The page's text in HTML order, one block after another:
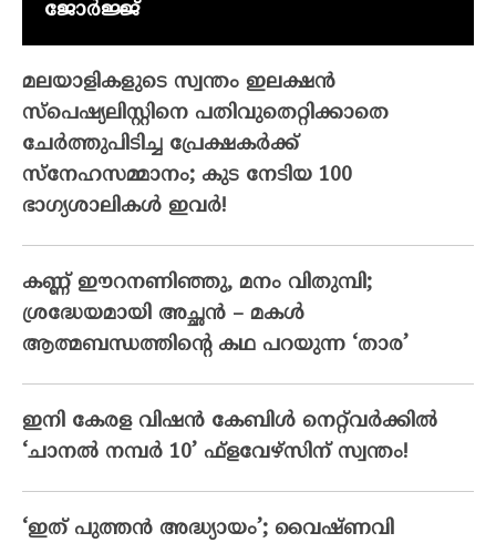
ജോർജ്ജ്
മലയാളികളുടെ സ്വന്തം ഇലക്ഷന്‍
സ്‌പെഷ്യലിസ്റ്റിനെ പതിവുതെറ്റിക്കാതെ
ചേര്‍ത്തുപിടിച്ച പ്രേക്ഷകര്‍ക്ക്
സ്‌നേഹസമ്മാനം; കുട നേടിയ 100
ഭാഗ്യശാലികള്‍ ഇവര്‍!
കണ്ണ് ഈറനണിഞ്ഞു, മനം വിതുമ്പി;
ശ്രദ്ധേയമായി അച്ഛൻ – മകൾ
ആത്മബന്ധത്തിന്റെ കഥ പറയുന്ന ‘താര’
ഇനി കേരള വിഷൻ കേബിൾ നെറ്റ്‌വർക്കിൽ
‘ചാനൽ നമ്പർ 10’ ഫ്‌ളവേഴ്‌സിന് സ്വന്തം!
‘ഇത് പുത്തൻ അദ്ധ്യായം’; വൈഷ്‌ണവി